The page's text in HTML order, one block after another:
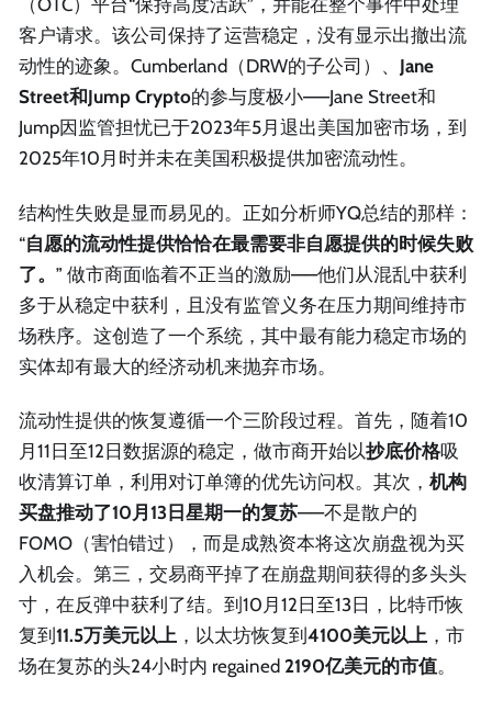
（OTC）平台“保持高度活跃”，并能在整个事件中处理
客户请求。该公司保持了运营稳定，没有显示出撤出流
动性的迹象。Cumberland（DRW的子公司）、 Jane
Street和Jump Crypto的参与度极小——Jane Street和
Jump因监管担忧已于2023年5月退出美国加密市场，到
2025年10月时并未在美国积极提供加密流动性。
结构性失败是显而易见的。正如分析师YQ总结的那样：
“自愿的流动性提供恰恰在最需要非自愿提供的时候失败
了。 ” 做市商面临着不正当的激励——他们从混乱中获利
多于从稳定中获利，且没有监管义务在压力期间维持市
场秩序。这创造了一个系统，其中最有能力稳定市场的
实体却有最大的经济动机来抛弃市场。
流动性提供的恢复遵循一个三阶段过程。首先，随着10
月11日至12日数据源的稳定，做市商开始以抄底价格吸
收清算订单，利用对订单簿的优先访问权。其次， 机构
买盘推动了10月13日星期一的复苏——不是散户的
FOMO（害怕错过），而是成熟资本将这次崩盘视为买
入机会。第三，交易商平掉了在崩盘期间获得的多头头
寸，在反弹中获利了结。到10月12日至13日，比特币恢
复到11.5万美元以上 ，以太坊恢复到4100美元以上 ，市
场在复苏的头24小时内 regained 2190亿美元的市值。